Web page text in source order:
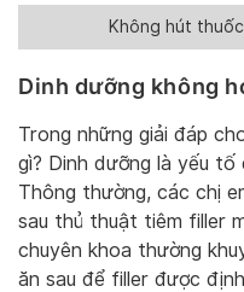
Không hút
Dinh dưỡng không
Trong những giải đáp
gì? Dinh dưỡng là yếu tố
Thông thường, các chị
sau thủ thuật tiêm filler
chuyên khoa thường
ăn sau để filler được